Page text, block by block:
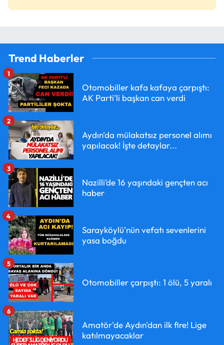
Trend Haberler
Otomobiller kafa kafaya çarpıştı:
AK Parti'li başkan can verdi
1
Aydın'da mülakatsız personel alımı
yapılacak! İşte detaylar...
2
Nazilli’de 16 yaşındaki gençten acı
haber
3
Sarayköylü'nün vefatı sevenlerini
yasa boğdu
4
Otomobiller çarpıştı: 1 ölü, 5 yaralı
5
Amatör'de Aydın'dan ilk fire! Lige
katılmayacaklar
6